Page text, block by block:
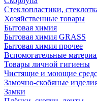
Стеклопластики,
Хозяйственные товары
Бытовая химия
Бытовая химия GRASS
Бытовая химия прочее
Вспомогательные
Товары личной гигиены
Чистящие и моющие
Замочно-скобяные
Замки